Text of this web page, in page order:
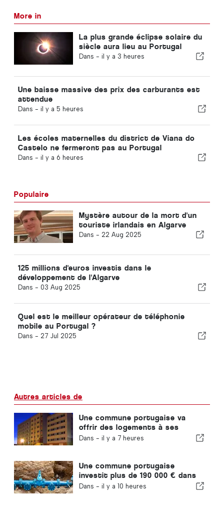
More in
La plus grande éclipse solaire du
siècle aura lieu au Portugal
Dans - il y a 3 heures
Une baisse massive des prix des carburants est
attendue
Dans - il y a 5 heures
Les écoles maternelles du district de Viana do
Castelo ne fermeront pas au Portugal
Dans - il y a 6 heures
Populaire
Mystère autour de la mort d'un
touriste irlandais en Algarve
Dans - 22 Aug 2025
125 millions d'euros investis dans le
développement de l'Algarve
Dans - 03 Aug 2025
Quel est le meilleur opérateur de téléphonie
mobile au Portugal ?
Dans - 27 Jul 2025
Autres articles de
Une commune portugaise va
offrir des logements à ses
habitants
Dans - il y a 7 heures
Une commune portugaise
investit plus de 190 000 € dans
l'approvisionnement en eau
Dans - il y a 10 heures